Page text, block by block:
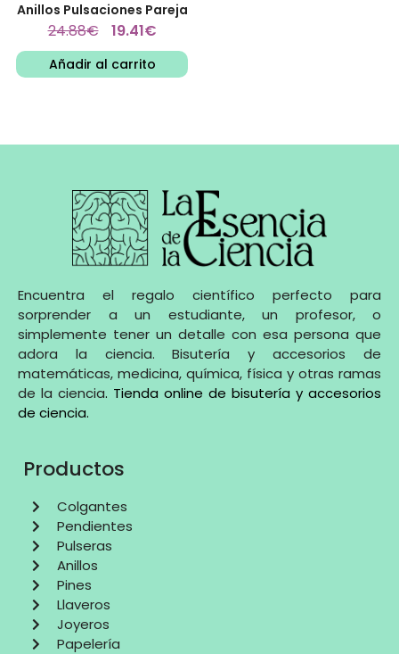
Anillos Pulsaciones Pareja
24.88€ 19.41€
Añadir al carrito
Encuentra el regalo científico perfecto para
sorprender a un estudiante, un profesor, o
simplemente tener un detalle con esa persona que
adora la ciencia. Bisutería y accesorios de
matemáticas, medicina, química, física y otras ramas
de la ciencia. Tienda online de bisutería y accesorios
de ciencia.
Productos
Colgantes
Pendientes
Pulseras
Anillos
Pines
Llaveros
Joyeros
Papelería